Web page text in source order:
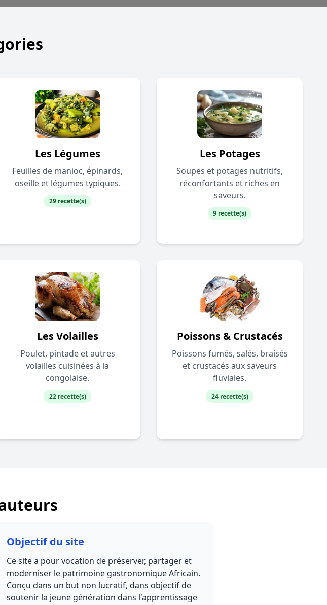
Les Légumes
Feuilles de manioc, épinards,
oseille et légumes typiques.
29 recette(s)
Les Potages
Soupes et potages nutritifs,
réconfortants et riches en
saveurs.
9 recette(s)
Les Volailles
Poulet, pintade et autres
volailles cuisinées à la
congolaise.
22 recette(s)
Poissons & Crustacés
Poissons fumés, salés, braisés
et crustacés aux saveurs
fluviales.
24 recette(s)
Objectif du site
Ce site a pour vocation de préserver, partager et
moderniser le patrimoine gastronomique Africain.
Conçu dans un but non lucratif, dans objectif de
soutenir la jeune génération dans l'apprentissage